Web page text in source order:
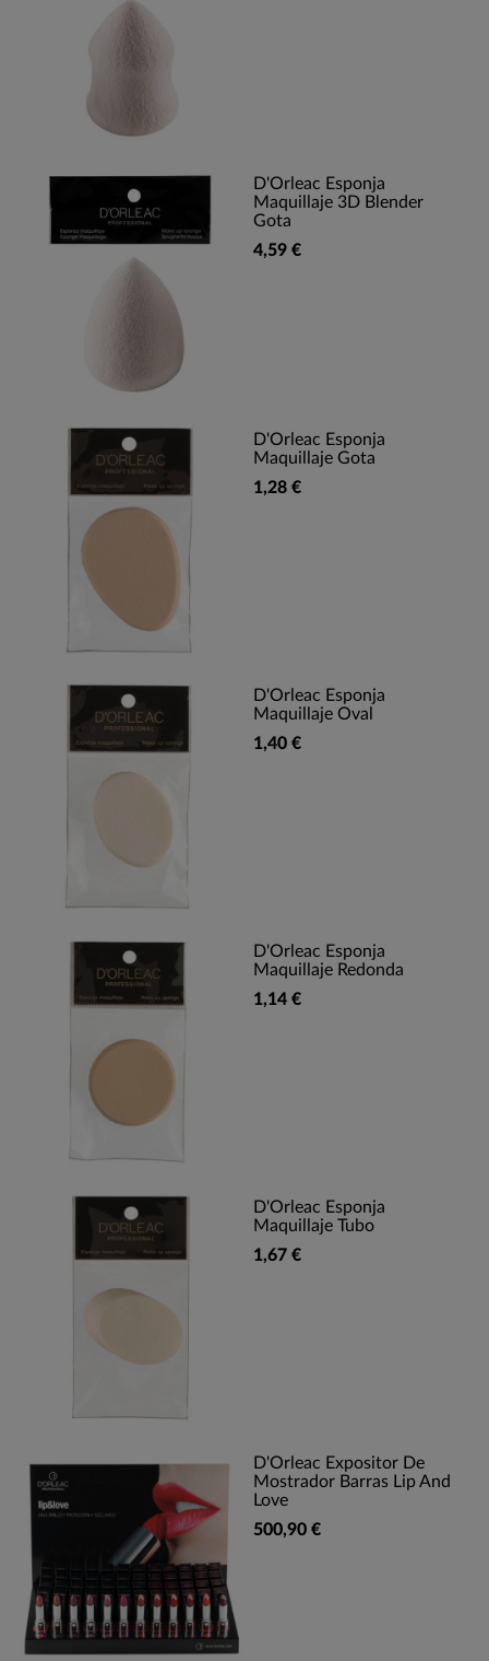
D'Orleac Esponja
Maquillaje 3D Blender
Gota
4,59 €
D'Orleac Esponja
Maquillaje Gota
1,28 €
D'Orleac Esponja
Maquillaje Oval
1,40 €
D'Orleac Esponja
Maquillaje Redonda
1,14 €
D'Orleac Esponja
Maquillaje Tubo
1,67 €
D'Orleac Expositor De
Mostrador Barras Lip And
Love
500,90 €